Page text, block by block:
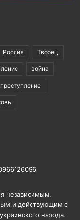
Россия Творец
война
преступление
независимым,
и действующим с
народа.